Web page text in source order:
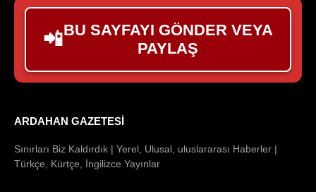
📲BU SAYFAYI GÖNDER VEYA
PAYLAŞ
ARDAHAN GAZETESI
Sınırları Biz Kaldırdık | Yerel, Ulusal, uluslararası Haberler |
Türkçe, Kürtçe, İngilizce Yayınlar